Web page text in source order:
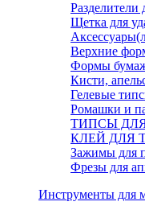
Разделители
Щетка для
Верхние
Формы
Кисти,
Гелевые
Ромашки и
ТИПСЫ
КЛЕЙ ДЛЯ
Зажимы для
Фрезы для
Инструменты для